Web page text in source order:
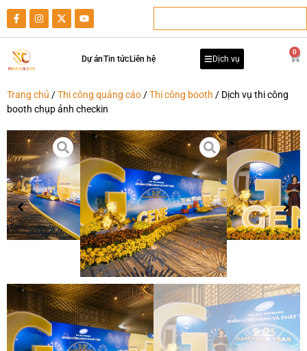
Dự ánTin tức Liên hệ Dịch vụ
0
Trang chủ /Thi công quảng cáo /Thi công booth / Dịch vụ thi công
booth chụp ảnh checkin